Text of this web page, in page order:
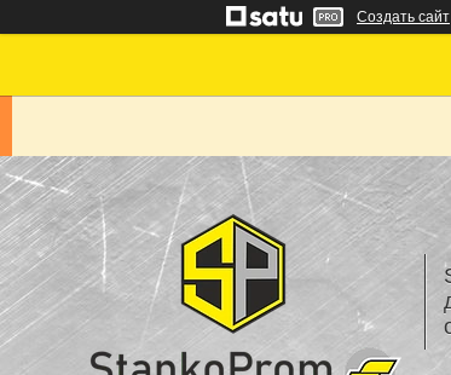
Создать сайт